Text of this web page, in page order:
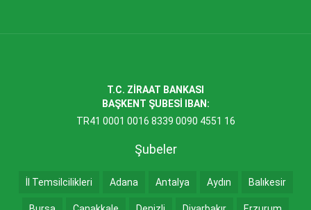
T.C. ZİRAAT BANKASI
BAŞKENT ŞUBESİ IBAN:
TR41 0001 0016 8339 0090 4551 16
Şubeler
İl Temsilcilikleri Adana Antalya Aydın Balıkesir